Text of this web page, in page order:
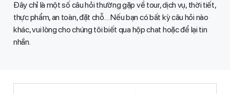
Đây chỉ là một số câu hỏi thường gặp về tour, dịch vụ, thời tiết,
thực phẩm, an toàn, đặt chỗ… Nếu bạn có bất kỳ câu hỏi nào
khác, vui lòng cho chúng tôi biết qua hộp chat hoặc để lại tin
nhắn.